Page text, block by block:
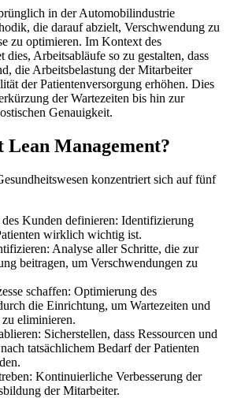
in der Automobilindustrie
die darauf abzielt, Verschwendung zu
zu optimieren. Im Kontext des
dies, Arbeitsabläufe so zu gestalten, dass
die Arbeitsbelastung der Mitarbeiter
der Patientenversorgung erhöhen. Dies
der Wartezeiten bis hin zur
Genauigkeit.
Lean Management?
konzentriert sich auf fünf
des Kunden definieren: Identifizierung
wirklich wichtig ist.
Analyse aller Schritte, die zur
beitragen, um Verschwendungen zu
schaffen: Optimierung des
die Einrichtung, um Wartezeiten und
eliminieren.
Sicherstellen, dass Ressourcen und
tatsächlichem Bedarf der Patienten
Kontinuierliche Verbesserung der
der Mitarbeiter.